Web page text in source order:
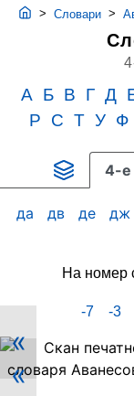
> Словари >
А Б В Г Д
Р
С Т У Ф
4-е
да дв де дж
На номер
-7 -3
Скан
PDF-
страницы
«
«